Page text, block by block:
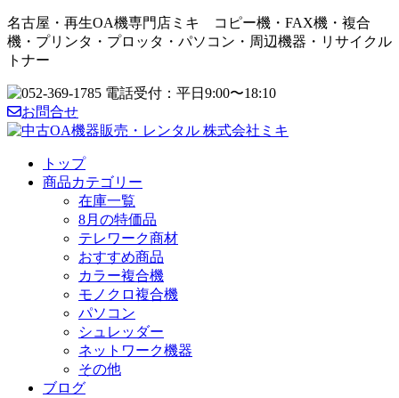
名古屋・再生OA機専門店ミキ コピー機・FAX機・複合
機・プリンタ・プロッタ・パソコン・周辺機器・リサイクル
トナー
お問合せ
トップ
商品カテゴリー
在庫一覧
8月の特価品
テレワーク商材
おすすめ商品
カラー複合機
モノクロ複合機
パソコン
シュレッダー
ネットワーク機器
その他
ブログ